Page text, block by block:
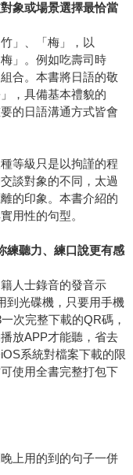
象或場景選擇最恰當
」、「梅」，以
」。例如吃壽司時
合。本書將日語的敬
，具備基本禮貌的
的日語溝通方式皆會
等級只是以拘謹的程
談對象的不同，太過
的印象。本書介紹的
用性的句型。
練聽力、練口說更有感
人士錄音的發音示
到光碟機，只要用手機
次完整下載的QR碼，
放APP才能聽，省去
系統對檔案下載的限
使用全書完整打包下
上用的到的句子一併